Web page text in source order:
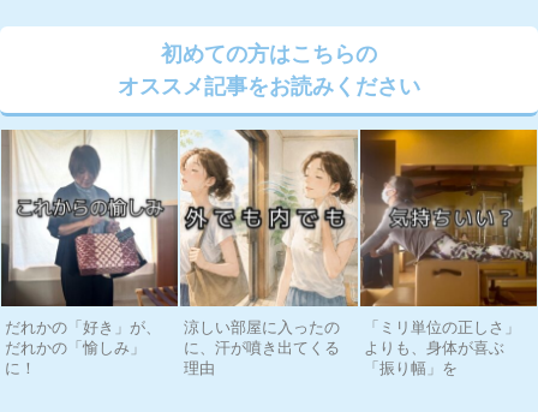
初めての方はこちらの
オススメ記事をお読みください
だれかの「好き」が、
だれかの「愉しみ」
に！
涼しい部屋に入ったの
に、汗が噴き出てくる
理由
「ミリ単位の正しさ」
よりも、身体が喜ぶ
「振り幅」を